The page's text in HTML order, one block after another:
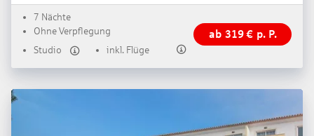
7 Nächte
Ohne Verpflegung
Studio
inkl. Flüge
ab 319€ p. P.